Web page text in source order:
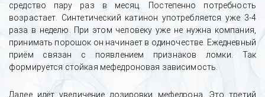
средство пару раз в месяц. Постепенно потребность
возрастает. Синтетический катинон употребляется уже 3-4
раза в неделю. При этом человеку уже не нужна компания,
принимать порошок он начинает в одиночестве. Ежедневный
приём связан с появлением признаков ломки. Так
формируется стойкая мефедроновая зависимость.
Далее идёт увеличение дозировки мефедрона. Это третий